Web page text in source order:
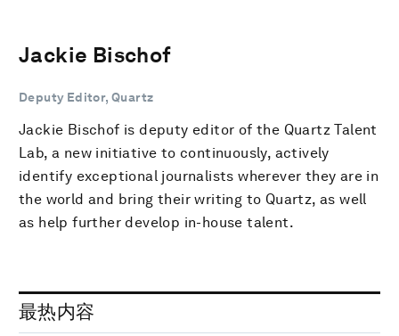
Jackie Bischof
Deputy Editor, Quartz
Jackie Bischof is deputy editor of the Quartz Talent
Lab, a new initiative to continuously, actively
identify exceptional journalists wherever they are in
the world and bring their writing to Quartz, as well
as help further develop in-house talent.
最热内容